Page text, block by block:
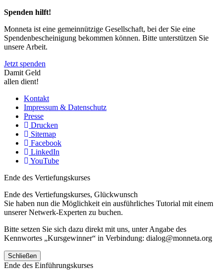
Spenden hilft!
Monneta ist eine gemeinnützige Gesellschaft, bei der Sie eine
Spendenbescheinigung bekommen können. Bitte unterstützen Sie
unsere Arbeit.
Jetzt spenden
Damit Geld
allen dient!
Kontakt
Impressum & Datenschutz
Presse
Drucken
Sitemap
Facebook
LinkedIn
YouTube
Ende des Vertiefungskurses
Ende des Vertiefungskurses, Glückwunsch
Sie haben nun die Möglichkeit ein ausführliches Tutorial mit einem
unserer Netwerk-Experten zu buchen.
Bitte setzen Sie sich dazu direkt mit uns, unter Angabe des
Kennwortes „Kursgewinner“ in Verbindung: dialog@monneta.org
Schließen
Ende des Einführungskurses